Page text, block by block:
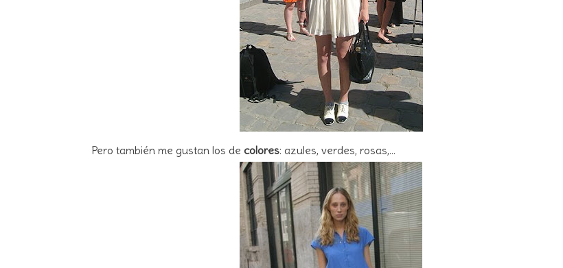
Pero también me gustan los de colores: azules, verdes, rosas,...